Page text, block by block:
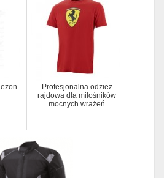
Profesjonalna odzież
rajdowa dla miłośników
mocnych wrażeń